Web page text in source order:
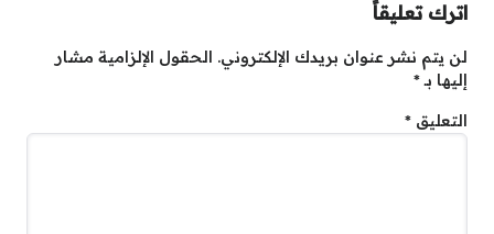
اترك تعليقاً
لن يتم نشر عنوان بريدك الإلكتروني. الحقول الإلزامية مشار
إليها بـ*
التعليق *